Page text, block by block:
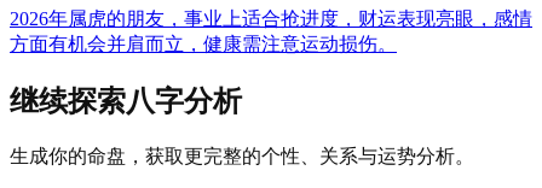
2026年属虎的朋友，事业上适合抢进度，财运表现亮眼，感情
方面有机会并肩而立，健康需注意运动损伤。
继续探索八字分析
生成你的命盘，获取更完整的个性、关系与运势分析。